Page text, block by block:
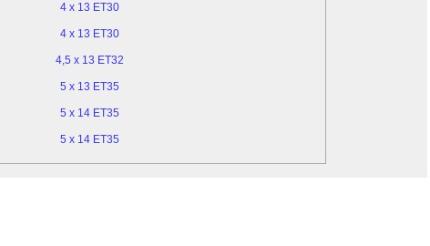
4 x 13 ET30
4 x 13 ET30
4,5 x 13 ET32
5 x 13 ET35
5 x 14 ET35
5 x 14 ET35